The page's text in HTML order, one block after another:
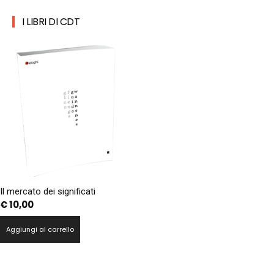
I LIBRI DI CDT
Il mercato dei significati
€10,00
Aggiungi al carrello